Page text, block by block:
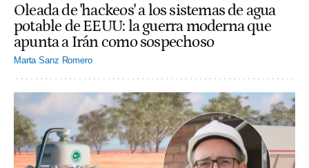
Oleada de 'hackeos' a los sistemas de agua
potable de EEUU: la guerra moderna que
apunta a Irán como sospechoso
Marta Sanz Romero